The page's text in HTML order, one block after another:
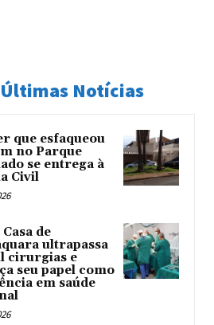
Últimas Notícias
que esfaqueou
no Parque
se entrega à
Civil
de
ultrapassa
cirurgias e
seu papel como
em saúde